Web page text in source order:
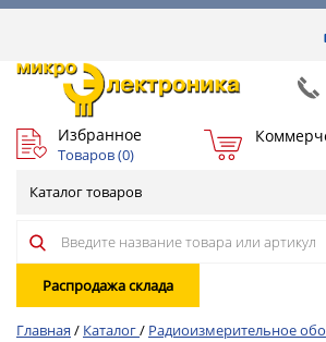
Избранное
Товаров (0)
Каталог товаров
Распродажа склада
Главная / Каталог/ Радиоизмерительное